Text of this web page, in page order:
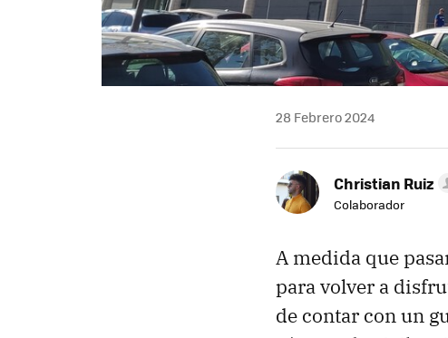
28 Febrero 2024
Christian Ruiz
Colaborador
A medida que
para volver a
de contar con un